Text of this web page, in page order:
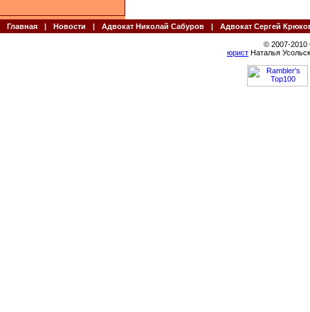
Главная | Новости | Адвокат Николай Сабуров | Адвокат Сергей
© 2007-
юрист Наталья